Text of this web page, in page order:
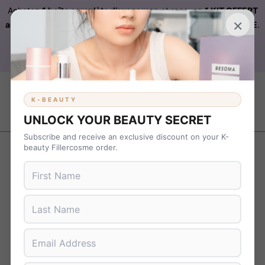
Achetez1 boîte complète d’exosomeset recevez1 KIT OFFERT
automatiquement ajouté à votre commande sur FILLERCOSME.
Livraison OFFERTE KBEAUTYdès 899 € d’achat. Code :
B37NS7T9
Revenir en arrière
×
K-BEAUTY
UNLOCK YOUR BEAUTY SECRET
Subscribe and receive an exclusive discount on your K-
beauty Fillercosme order.